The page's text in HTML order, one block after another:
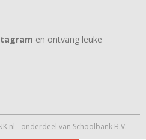
en ontvang leuke
- onderdeel van Schoolbank B.V.